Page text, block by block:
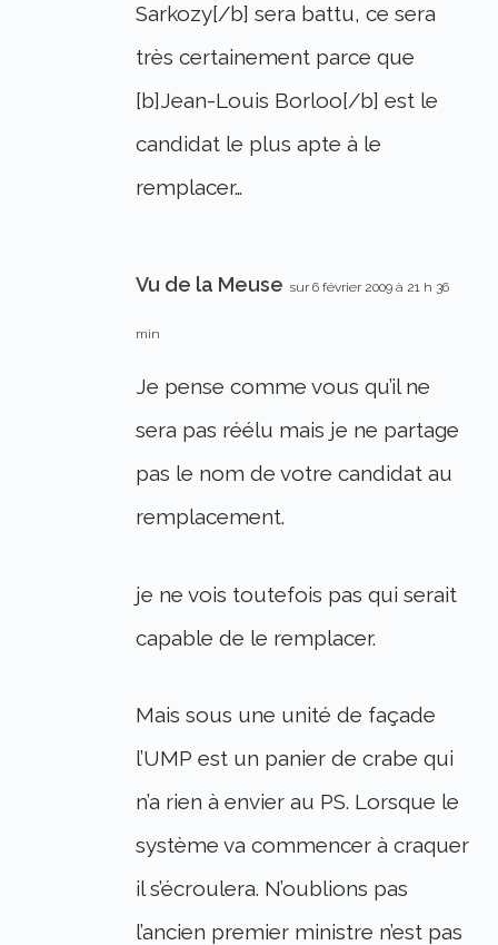
Sarkozy[/b] sera battu, ce sera
très certainement parce que
[b]Jean-Louis Borloo[/b] est le
candidat le plus apte à le
remplacer…
Vu de la Meuse sur 6 février 2009 à 21 h 36
min
Je pense comme vous qu’il ne
sera pas réélu mais je ne partage
pas le nom de votre candidat au
remplacement.
je ne vois toutefois pas qui serait
capable de le remplacer.
Mais sous une unité de façade
l’UMP est un panier de crabe qui
n’a rien à envier au PS. Lorsque le
système va commencer à craquer
il s’écroulera. N’oublions pas
l’ancien premier ministre n’est pas